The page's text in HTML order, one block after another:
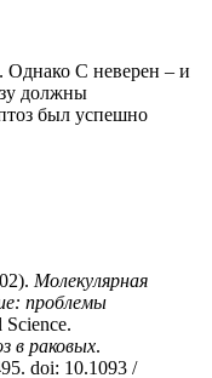
C неверен – и
должны
был успешно
Молекулярная
проблемы
в раковых.
doi: 10.1093 /